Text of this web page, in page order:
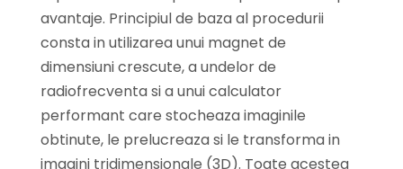
avantaje. Principiul de baza al procedurii
consta in utilizarea unui magnet de
dimensiuni crescute, a undelor de
radiofrecventa si a unui calculator
performant care stocheaza imaginile
obtinute, le prelucreaza si le transforma in
imagini tridimensionale (3D). Toate acestea